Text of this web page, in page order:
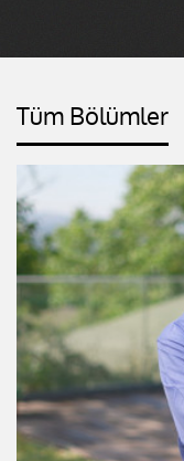
Tüm Bölümler